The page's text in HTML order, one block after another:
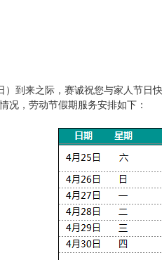
来之际，赛诚祝您与家人节日快
，劳动节假期服务安排如下：